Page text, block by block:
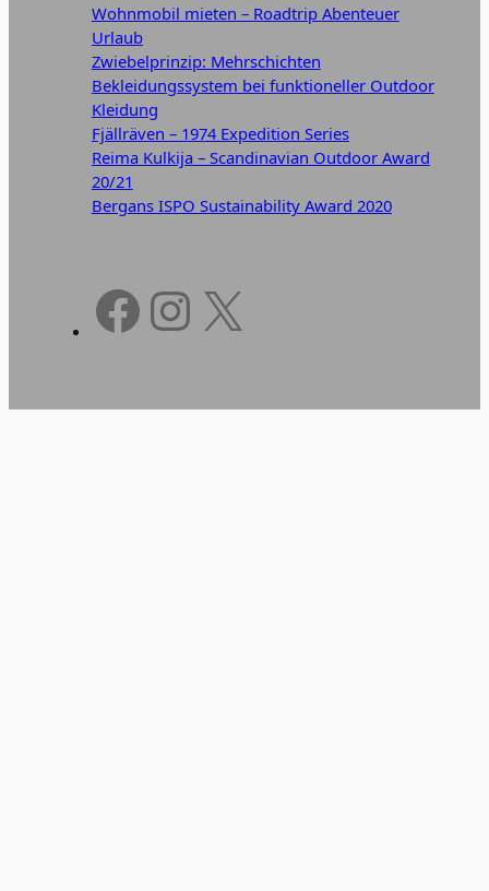
Wohnmobil mieten – Roadtrip Abenteuer
Urlaub
Zwiebelprinzip: Mehrschichten
Bekleidungssystem bei funktioneller Outdoor
Kleidung
Fjällräven – 1974 Expedition Series
Reima Kulkija – Scandinavian Outdoor Award
20/21
Bergans ISPO Sustainability Award 2020
Facebook
Instagram
X